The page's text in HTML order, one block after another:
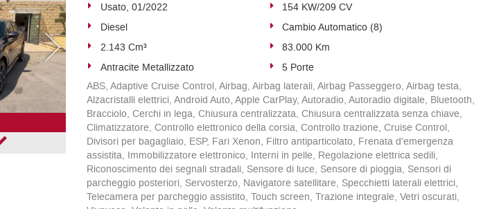
Usato, 01/2022
154 KW/209 CV
Diesel
Cambio Automatico (8)
2.143 Cm³
83.000 Km
Antracite Metallizzato
5 Porte
ABS, Adaptive Cruise Control, Airbag, Airbag laterali, Airbag Passeggero, Airbag testa,
Alzacristalli elettrici, Android Auto, Apple CarPlay, Autoradio, Autoradio digitale, Bluetooth,
Bracciolo, Cerchi in lega, Chiusura centralizzata, Chiusura centralizzata senza chiave,
Climatizzatore, Controllo elettronico della corsia, Controllo trazione, Cruise Control,
Divisori per bagagliaio, ESP, Fari Xenon, Filtro antiparticolato, Frenata d'emergenza
assistita, Immobilizzatore elettronico, Interni in pelle, Regolazione elettrica sedili,
Riconoscimento dei segnali stradali, Sensore di luce, Sensore di pioggia, Sensori di
parcheggio posteriori, Servosterzo, Navigatore satellitare, Specchietti laterali elettrici,
Telecamera per parcheggio assistito, Touch screen, Trazione integrale, Vetri oscurati,